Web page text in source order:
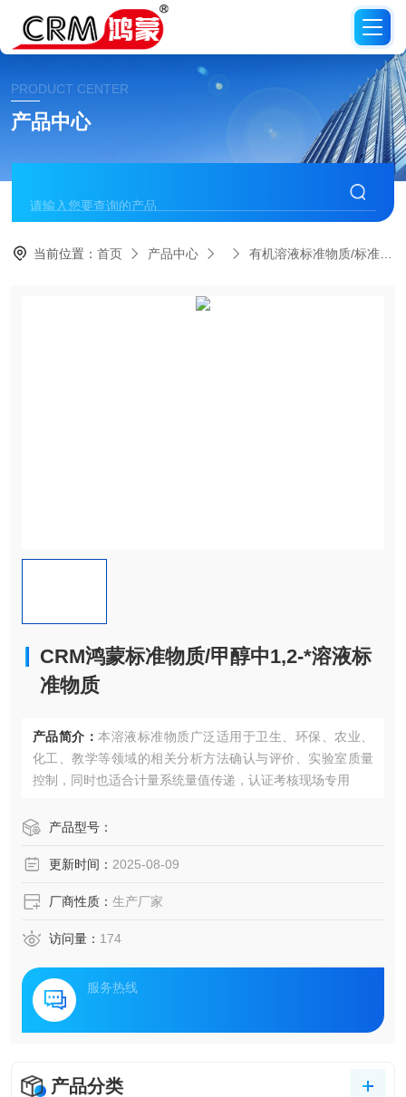
PRODUCT CENTER
产品中心
当前位置：首页 产品中心 有机溶液标准物质/标准品
CRM鸿蒙标准物质/甲醇中1,2-*溶液标
准物质
产品简介： 本溶液标准物质广泛适用于卫生、环保、农业、
化工、教学等领域的相关分析方法确认与评价、实验室质量
控制，同时也适合计量系统量值传递，认证考核现场专用
产品型号：
更新时间： 2025-08-09
厂商性质： 生产厂家
访问量： 174
服务热线
产品分类